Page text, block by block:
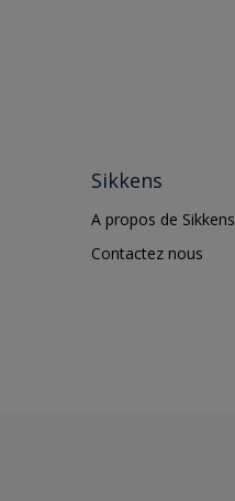
Sikkens
A propos de Sikkens
Contactez nous